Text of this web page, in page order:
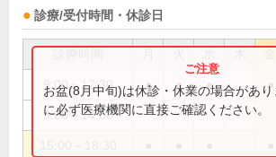
診療/受付時間・休診日
9:00～12:30 ● ● ● ●
9:00～14:00
お盆(8月中旬)は休診・休業の場合があ
に必ず医療機関に直接ご確認ください。